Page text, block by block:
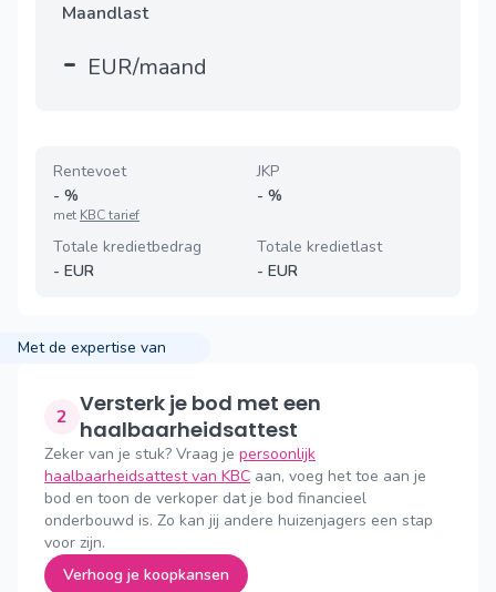
Maandlast
- EUR/maand
Rentevoet
- %
met KBC tarief
JKP
- %
Totale kredietbedrag
- EUR
Totale kredietlast
- EUR
Met de expertise van
2 Versterk je bod met een
haalbaarheidsattest
Zeker van je stuk? Vraag je persoonlijk
haalbaarheidsattest van KBC aan, voeg het toe aan je
bod en toon de verkoper dat je bod financieel
onderbouwd is. Zo kan jij andere huizenjagers een stap
voor zijn.
Verhoog je koopkansen